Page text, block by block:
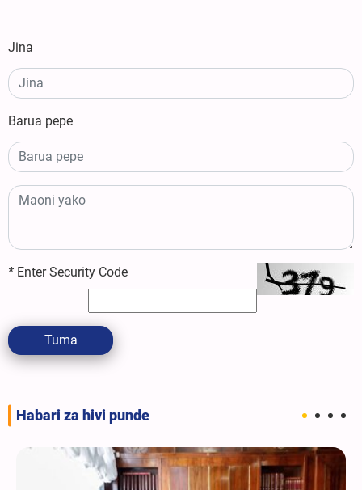
Jina
Barua pepe
* Enter Security Code
Tuma
Habari za hivi punde